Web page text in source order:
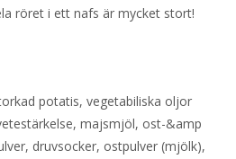
röret i ett nafs är mycket stort!
potatis, vegetabiliska oljor
majsmjöl, ost-&amp
druvsocker, ostpulver (mjölk),